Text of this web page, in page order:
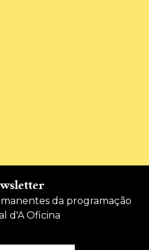
da programação
d'A Oficina